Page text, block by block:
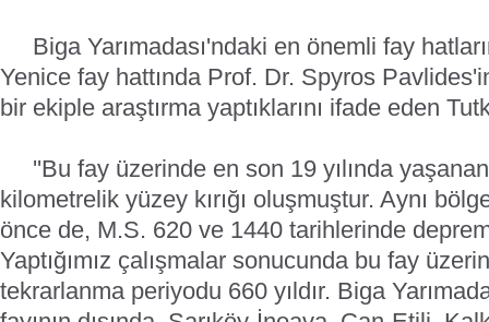
Biga Yarımadası'ndaki en önemli fay
Yenice fay hattında Prof. Dr. Spyros
bir ekiple araştırma yaptıklarını ifade eden
''Bu fay üzerinde en son 19 yılında
kilometrelik yüzey kırığı oluşmuştur. Aynı
önce de, M.S. 620 ve 1440 tarihlerinde
Yaptığımız çalışmalar sonucunda bu fay
tekrarlanma periyodu 660 yıldır. Biga